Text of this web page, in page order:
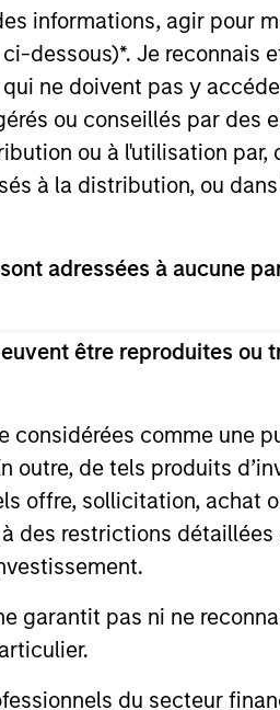
informations, agir pour
dessous)*. Je reconnais
ne doivent pas y
ou conseillés par des
ou à l'utilisation
à la distribution, ou
adressées à aucune
être reproduites ou
comme une
de tels produits
offre, sollicitation, achat
restrictions détaillées
garantit pas ni ne
du secteur
in companies with a
intrinsic value.
term
investors, we use
to our advantage, with the
of building wealth over
This enables us to buy
businesses at reasonable